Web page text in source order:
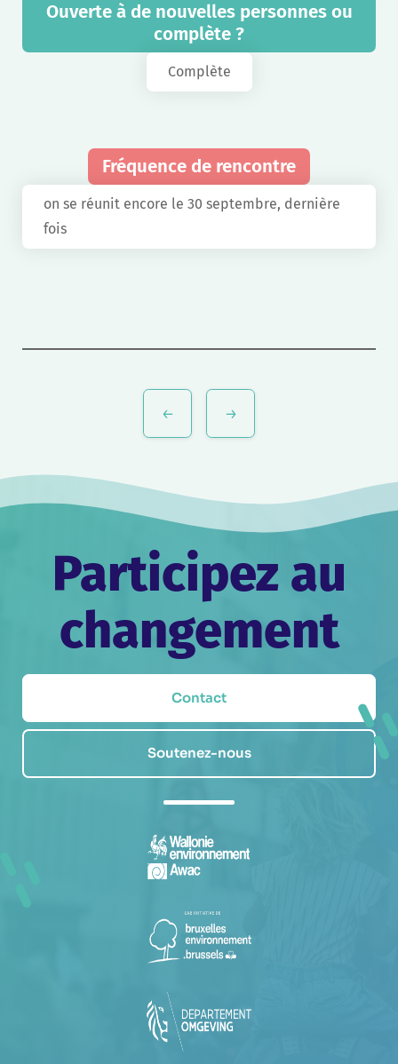
Ouverte à de nouvelles personnes ou
complète ?
Complète
Fréquence de rencontre
on se réunit encore le 30 septembre, dernière
fois
Participez au
changement
Contact
Soutenez-nous